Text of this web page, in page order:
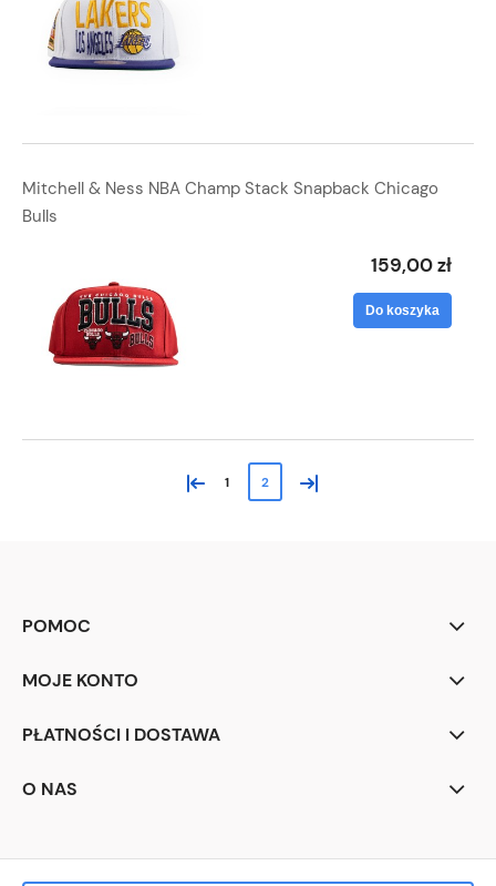
Mitchell & Ness NBA Champ Stack Snapback Chicago
Bulls
159,00 zł
Do koszyka
« 1 2 »
POMOC
MOJE KONTO
PŁATNOŚCI I DOSTAWA
O NAS